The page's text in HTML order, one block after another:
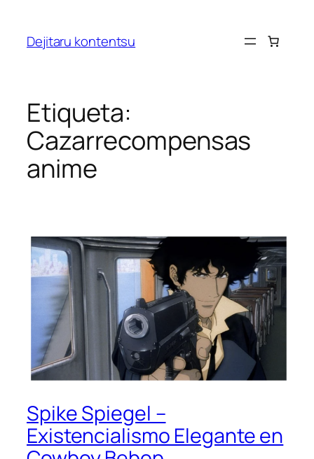
contenido
Dejitaru kontentsu
Etiqueta:
Cazarrecompensas
anime
Spike Spiegel –
Existencialismo Elegante en